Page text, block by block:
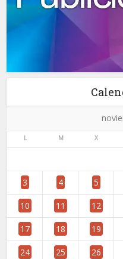
L M X
3 4 5
10 11 12
17 18 19
24 25 26